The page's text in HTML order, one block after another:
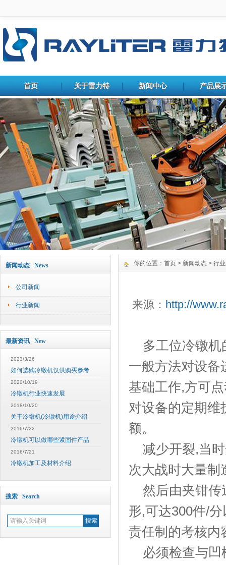
首页 关于雷力特 新闻中心 产品展
新闻动态 News
公司新闻
行业新闻
最新资讯 New
2023/3/26
如何选购冷镦机仅供购买参考
2020/10/19
冷镦机行业快速发展
2018/10/20
关于冷墩机(冷镦机)用途介绍
2016/7/22
冷镦机可以做哪些紧固件产品
2016/7/21
冷镦机加工及材料介绍
搜索 Search
你的位置： 首页 > 新闻动态 > 行
来源： http://
多工位冷镦机
一般方法对设备
基础工作,方可
对设备的定期维
额。
减少开裂,当时
次大战时大量
然后由夹钳传
形,可达300件/
责任制的考核
必须检查与凹